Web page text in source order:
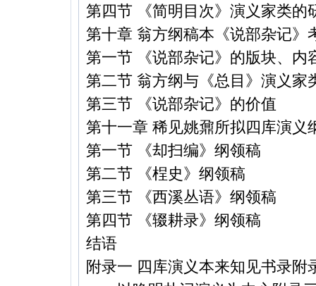
第四节 《简明目次》演义家类的
第十章 翁方纲稿本《说部杂记》
第一节 《说部杂记》的版块、内
第二节 翁方纲与《总目》演义家
第三节 《说部杂记》的价值
第十一章 稀见姚鼐所拟四库演义
第一节 《却扫编》纲领稿
第二节 《桯史》纲领稿
第三节 《西溪丛语》纲领稿
第四节 《辍耕录》纲领稿
结语
附录一 四库演义本来知见书录